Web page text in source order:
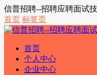
信普招聘--招聘应聘面试
首页 标签页
首页
个人中心
企业中心